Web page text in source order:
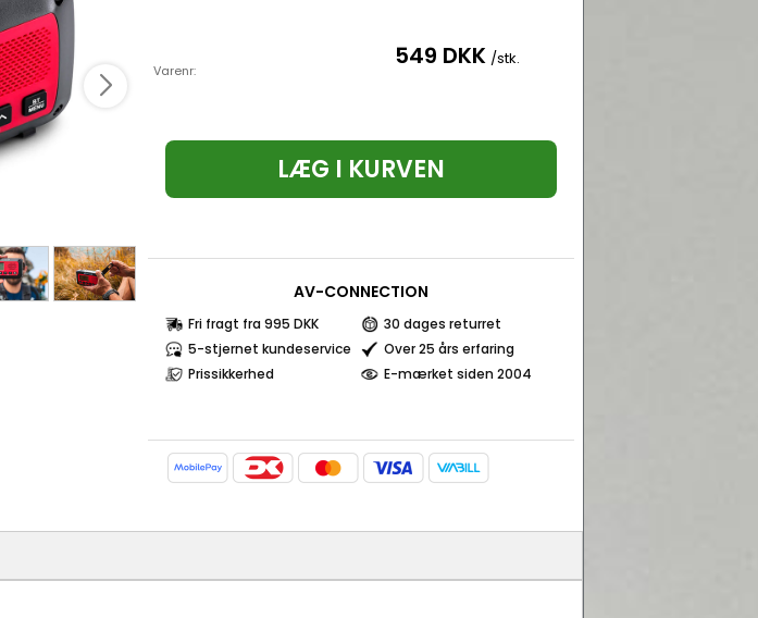
Varenr: 549 DKK /stk.
LÆG I KURVEN
AV-CONNECTION
Fri fragt fra 995 DKK
30 dages returret
5-stjernet kundeservice
Over 25 års erfaring
Prissikkerhed
E-mærket siden 2004